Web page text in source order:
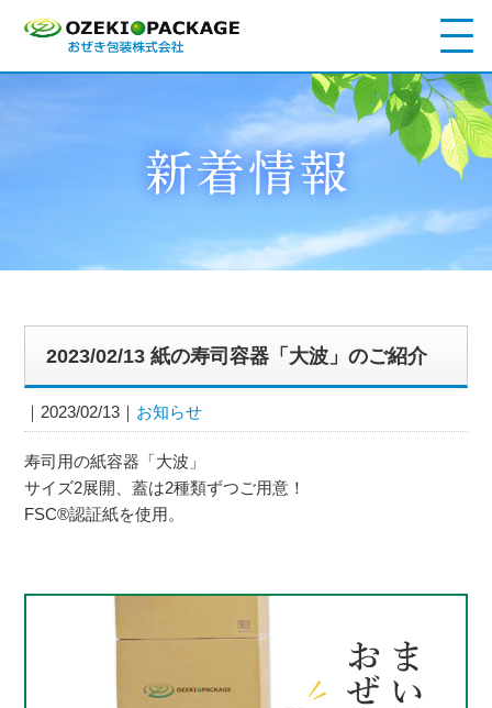
2023/02/13 紙の寿司容器「大波」のご紹介
2023/02/13 お知らせ
寿司用の紙容器「大波」
サイズ2展開、蓋は2種類ずつご用意！
FSC®認証紙を使用。